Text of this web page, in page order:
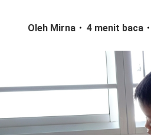
Oleh Mirna 4 menit baca